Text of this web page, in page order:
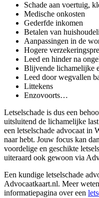
Schade aan voertuig,
Medische onkosten
Gederfde inkomen
Betalen van
Aanpassingen in de
Hogere
Leed en hinder na
Blijvende lichamelijke
Leed door wegvallen
Littekens
Enzovoorts…
Letselschade is dus een
uitsluitend de lichamelijke
een letselschade advocaat in
naar hebt. Jouw focus kan
voordelige en geschikte
uiteraard ook gewoon via
Een kundige letselschade
Advocaatkaart.nl. Meer
informatiepagina over een